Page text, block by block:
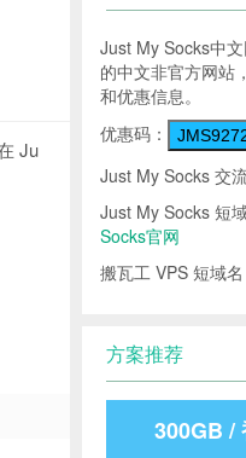
Ju
Just My Socks中
的中文非官方网站
和优惠信息。
优惠码：
Just My Socks 交
Just My Socks 短
Socks官网
搬瓦工 VPS 短域名
方案推荐
300GB /